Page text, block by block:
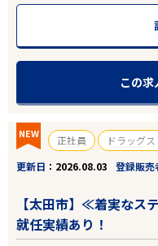
この
NEW 正社員
ドラッグ
更新日
2026.08.03 登録販売
【太田市】≪着実な
就任実績あり！